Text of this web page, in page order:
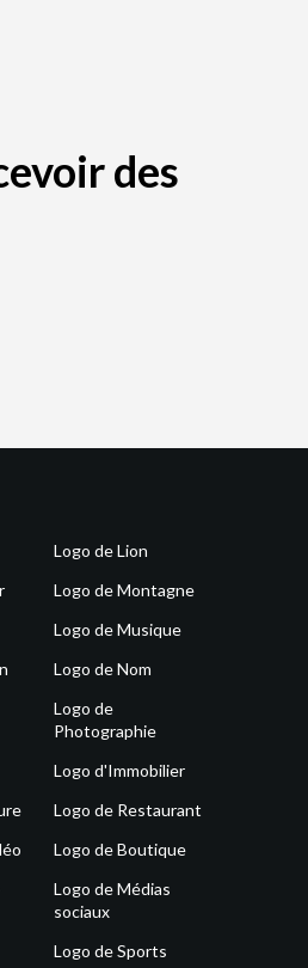
des
Logo de Lion
Logo de Montagne
Logo de Musique
Logo de Nom
Logo de
Photographie
Logo d'Immobilier
Logo de Restaurant
Logo de Boutique
Logo de Médias
sociaux
Logo de Sports